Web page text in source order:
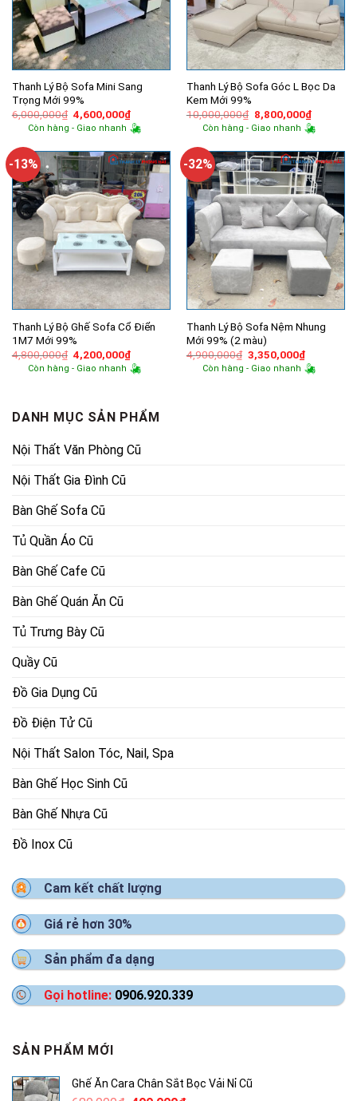
Thanh Lý Bộ Sofa Mini Sang
Trọng Mới 99%
6,000,000₫ Giá
gốc
là:
4,600,000₫Giá
hiện
tại
4,600,000₫.
Còn hàng - Giao nhanh
Thanh Lý Bộ Sofa Góc L Bọc Da
Kem Mới 99%
10,000,000₫ Giá
gốc
là:
8,800,000₫Giá
hiện
tại
Còn hàng - Giao nhanh
-13%
Thanh Lý Bộ Ghế Sofa Cổ Điển
1M7 Mới 99%
4,800,000₫ Giá
gốc
là:
4,200,000₫Giá
hiện
tại
Còn hàng - Giao nhanh
-32%
Thanh Lý Bộ Sofa Nệm Nhung
Mới 99% (2 màu)
4,900,000₫ Giá
gốc
là:
3,350,000₫Giá
hiện
tại
Còn hàng - Giao nhanh
DANH MỤC SẢN PHẨM
Nội Thất Văn Phòng Cũ
Nội Thất Gia Đình Cũ
Bàn Ghế Sofa Cũ
Tủ Quần Áo Cũ
Bàn Ghế Cafe Cũ
Bàn Ghế Quán Ăn Cũ
Tủ Trưng Bày Cũ
Quầy Cũ
Đồ Gia Dụng Cũ
Đồ Điện Tử Cũ
Nội Thất Salon Tóc, Nail, Spa
Bàn Ghế Học Sinh Cũ
Bàn Ghế Nhựa Cũ
Đồ Inox Cũ
Cam kết chất lượng
Giá rẻ hơn 30%
Sản phẩm đa dạng
Gọi hotline: 0906.920.339
SẢN PHẨM MỚI
Ghế Ăn Cara Chân Sắt Bọc Vải Nỉ Cũ